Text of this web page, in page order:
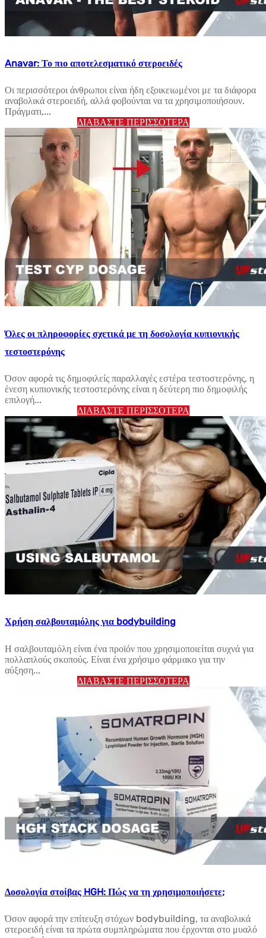
Anavar: Το πιο αποτελεσματικό στεροειδές
Οι περισσότεροι άνθρωποι είναι ήδη εξοικειωμένοι με τα διάφορα
αναβολικά στεροειδή, αλλά φοβούνται να τα χρησιμοποιήσουν.
Πράγματι,...
ΔΙΑΒΆΣΤΕ ΠΕΡΙΣΣΌΤΕΡΑ
Όλες οι πληροφορίες σχετικά με τη δοσολογία κυπιονικής
τεστοστερόνης
Όσον αφορά τις δημοφιλείς παραλλαγές εστέρα τεστοστερόνης, η
ένεση κυπιονικής τεστοστερόνης είναι η δεύτερη πιο δημοφιλής
επιλογή...
ΔΙΑΒΆΣΤΕ ΠΕΡΙΣΣΌΤΕΡΑ
Χρήση σαλβουταμόλης για bodybuilding
Η σαλβουταμόλη είναι ένα προϊόν που χρησιμοποιείται συχνά για
πολλαπλούς σκοπούς. Είναι ένα χρήσιμο φάρμακο για την
αύξηση...
ΔΙΑΒΆΣΤΕ ΠΕΡΙΣΣΌΤΕΡΑ
Δοσολογία στοίβας HGH: Πώς να τη χρησιμοποιήσετε;
Όσον αφορά την επίτευξη στόχων bodybuilding, τα αναβολικά
στεροειδή είναι τα πρώτα συμπληρώματα που έρχονται στο μυαλό